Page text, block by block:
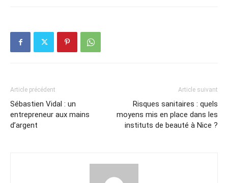
Article précédent
Sébastien Vidal : un
entrepreneur aux mains
d’argent
Article suivant
Risques sanitaires : quels
moyens mis en place dans les
instituts de beauté à Nice ?